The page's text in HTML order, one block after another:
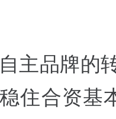
主品牌的
住合资基